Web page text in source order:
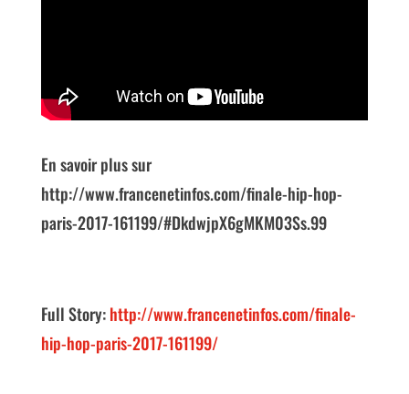
En savoir plus sur
http://www.francenetinfos.com/finale-hip-hop-
paris-2017-161199/#DkdwjpX6gMKM03Ss.99
Full Story:http://www.francenetinfos.com/finale-
hip-hop-paris-2017-161199/